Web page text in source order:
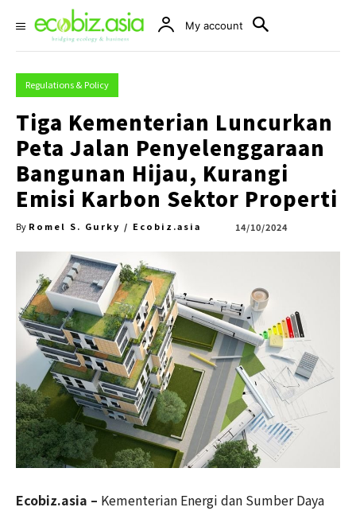
My account
Regulations & Policy
Tiga Kementerian Luncurkan
Peta Jalan Penyelenggaraan
Bangunan Hijau, Kurangi
Emisi Karbon Sektor Properti
By Romel S. Gurky / Ecobiz.asia 14/10/2024
Ecobiz.asia – Kementerian Energi dan Sumber Daya